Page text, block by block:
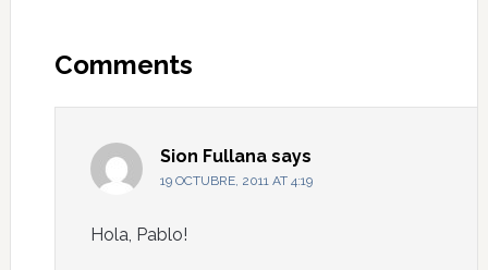
Comments
Sion Fullana says
19 OCTUBRE, 2011 AT 4:19
Hola, Pablo!